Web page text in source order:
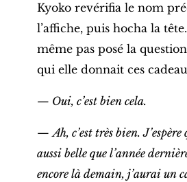
Kyoko revérifia le nom
l’affiche, puis hocha la
même pas posé la
qui elle donnait ces
— Oui, c’est bien cela.
—Ah, c’est très bien.
aussi belle que l’année
encore là demain, j’aurai un